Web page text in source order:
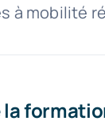
à mobilité
la